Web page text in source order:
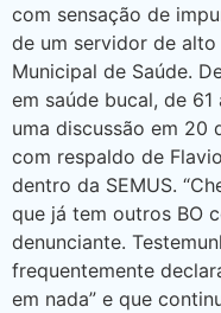
com sensação de
de um servidor de
Municipal de Saúde.
em saúde bucal, de
uma discussão em 20
com respaldo de
dentro da SEMUS.
que já tem outros BO
denunciante.
frequentemente
em nada” e que